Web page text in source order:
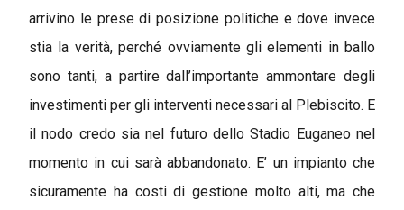
arrivino le prese di posizione politiche e dove invece
stia la verità, perché ovviamente gli elementi in ballo
sono tanti, a partire dall’importante ammontare degli
investimenti per gli interventi necessari al Plebiscito. E
il nodo credo sia nel futuro dello Stadio Euganeo nel
momento in cui sarà abbandonato. E’ un impianto che
sicuramente ha costi di gestione molto alti, ma che